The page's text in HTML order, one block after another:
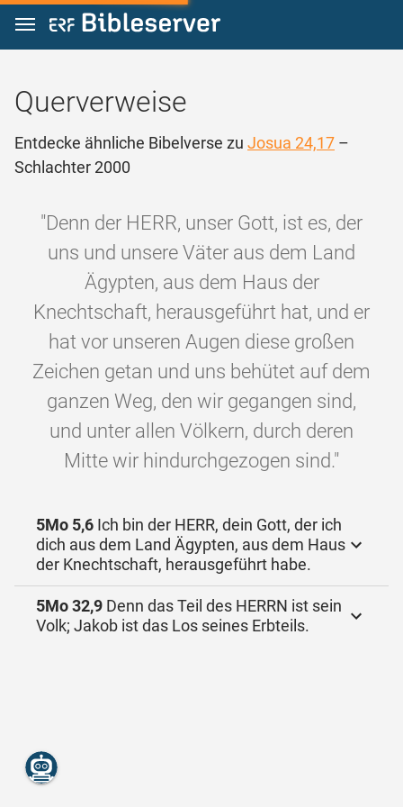
Zum Inhalt springen
Querverweise
Entdecke ähnliche Bibelverse zu Josua 24,17 –
Schlachter 2000
"Denn der HERR, unser Gott, ist es, der
uns und unsere Väter aus dem Land
Ägypten, aus dem Haus der
Knechtschaft, herausgeführt hat, und er
hat vor unseren Augen diese großen
Zeichen getan und uns behütet auf dem
ganzen Weg, den wir gegangen sind,
und unter allen Völkern, durch deren
Mitte wir hindurchgezogen sind."
5Mo 5,6 Ich bin der HERR, dein Gott, der ich
dich aus dem Land Ägypten, aus dem Haus
der Knechtschaft, herausgeführt habe.
5Mo 32,9 Denn das Teil des HERRN ist sein
Volk; Jakob ist das Los seines Erbteils.